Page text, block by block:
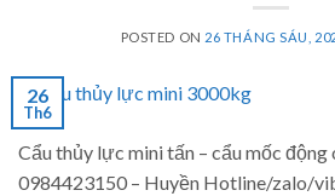
POSTED ON 26 THÁNG SÁU,
26
Th6
Cẩu thủy lực mini tấn – cẩu mốc động
0984423150 – Huyền Hotline/zalo/